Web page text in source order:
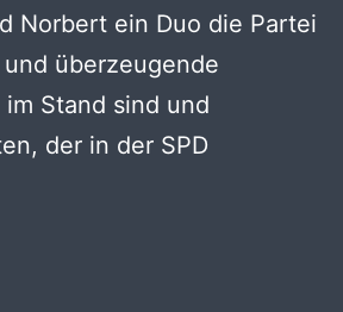
Norbert ein Duo die Partei
überzeugende
Stand sind und
der in der SPD